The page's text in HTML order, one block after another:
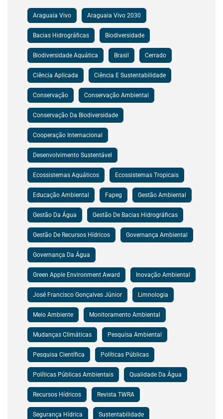
Araguaia Vivo Araguaia Vivo 2030
Bacias Hidrográficas Biodiversidade
Biodiversidade Aquática Brasil Cerrado
Ciência Aplicada Ciência E Sustentabilidade
Conservação Conservação Ambiental
Conservação Da Biodiversidade
Cooperação Internacional
Desenvolvimento Sustentável
Ecossistemas Aquáticos Ecossistemas Tropicais
Educação Ambiental Fapeg Gestão Ambiental
Gestão Da Água Gestão De Bacias Hidrográficas
Gestão De Recursos Hídricos Governança Ambiental
Governança Da Água
Green Apple Environment Award Inovação Ambiental
José Francisco Gonçalves Júnior Limnologia
Meio Ambiente Monitoramento Ambiental
Mudanças Climáticas Pesquisa Ambiental
Pesquisa Científica Políticas Públicas
Políticas Públicas Ambientais Qualidade Da Água
Recursos Hídricos Revista TWRA
Segurança Hídrica Sustentabilidade